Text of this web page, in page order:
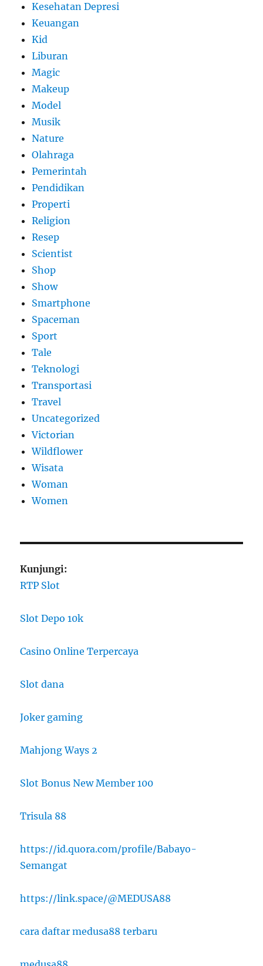
Kesehatan Depresi
Keuangan
Kid
Liburan
Magic
Makeup
Model
Musik
Nature
Olahraga
Pemerintah
Pendidikan
Properti
Religion
Resep
Scientist
Shop
Show
Smartphone
Spaceman
Sport
Tale
Teknologi
Transportasi
Travel
Uncategorized
Victorian
Wildflower
Wisata
Woman
Women
Kunjungi:
RTP Slot
Slot Depo 10k
Casino Online Terpercaya
Slot dana
Joker gaming
Mahjong Ways 2
Slot Bonus New Member 100
Trisula 88
https://id.quora.com/profile/Babayo-
Semangat
https://link.space/@MEDUSA88
cara daftar medusa88 terbaru